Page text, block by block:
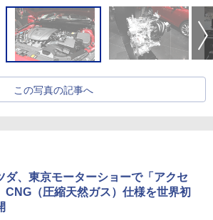
この写真の記事へ
ダ、東京モーターショーで「アクセ
CNG（圧縮天然ガス）仕様を世界初